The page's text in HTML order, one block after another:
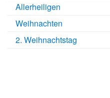
Allerheiligen
Weihnachten
2. Weihnachtstag